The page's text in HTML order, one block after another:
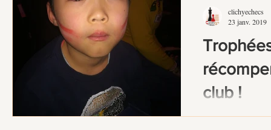
club !
Ce mardi 22
clichyechecs
23 janv. 2019